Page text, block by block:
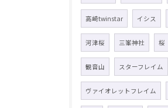
高崎twinstar イシス
河津桜 三峯神社 桜
観音山 スターフレイム
ヴァイオレットフレイム